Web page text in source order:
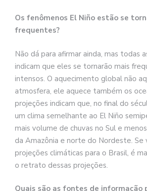
Os fenômenos El Niño estão se
frequentes?
Não dá para afirmar ainda, mas todas
indicam que eles se tornarão mais
intensos. O aquecimento global não
atmosfera, ele aquece também os
projeções indicam que, no final do
um clima semelhante ao El Niño
mais volume de chuvas no Sul e
da Amazônia e norte do Nordeste. Se
projeções climáticas para o Brasil, é
o retrato dessas projeções.
Quais são as fontes de informação